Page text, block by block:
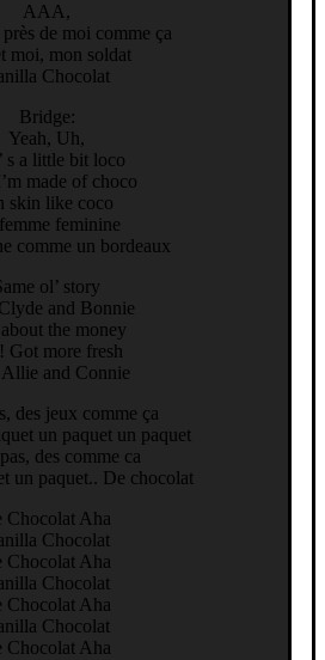
AAA,
de moi comme ça
moi, mon soldat
Chocolat
Bridge:
Yeah, Uh,
s a little bit loco
made of choco
skin like coco
feminine
comme un bordeaux
ol’ story
and Bonnie
the money
Got more fresh
and Connie
des jeux comme ça
un paquet un paquet
des comme ca
un paquet.. De chocolat
Chocolat Aha
Chocolat
Chocolat Aha
Chocolat
Chocolat Aha
Chocolat
Chocolat Aha